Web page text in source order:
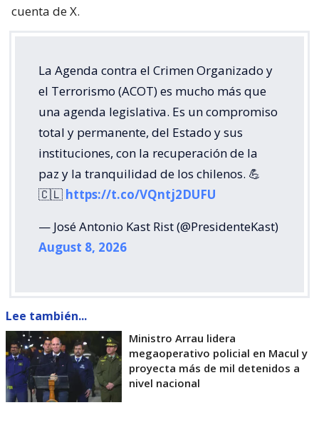
cuenta de X.
La Agenda contra el Crimen Organizado y
el Terrorismo (ACOT) es mucho más que
una agenda legislativa. Es un compromiso
total y permanente, del Estado y sus
instituciones, con la recuperación de la
paz y la tranquilidad de los chilenos. 💪
🇨🇱 https://t.co/VQntj2DUFU
— José Antonio Kast Rist (@PresidenteKast)
August 8, 2026
Lee también...
Ministro Arrau lidera
megaoperativo policial en Macul y
proyecta más de mil detenidos a
nivel nacional